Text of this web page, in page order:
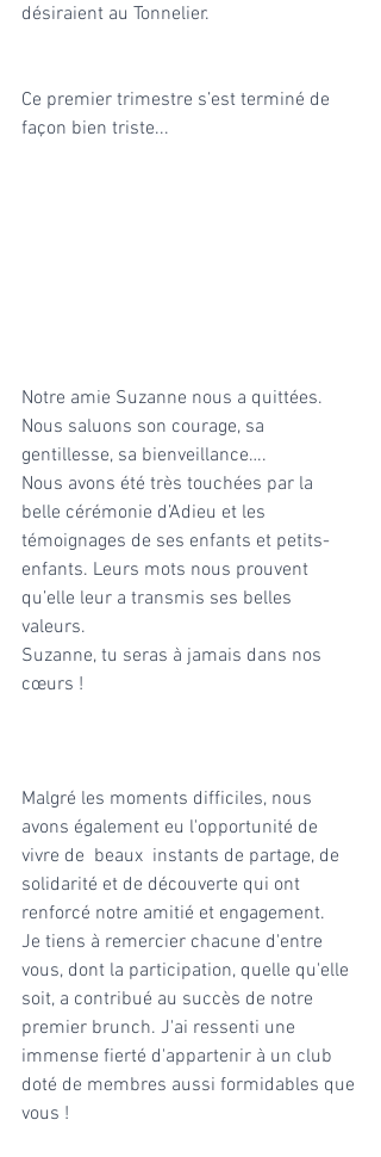
désiraient au Tonnelier.
Ce premier trimestre s’est terminé de
façon bien triste...
Notre amie Suzanne nous a quittées.
Nous saluons son courage, sa
gentillesse, sa bienveillance….
Nous avons été très touchées par la
belle cérémonie d’Adieu et les
témoignages de ses enfants et petits-
enfants. Leurs mots nous prouvent
qu’elle leur a transmis ses belles
valeurs.
Suzanne, tu seras à jamais dans nos
cœurs !
Malgré les moments difficiles, nous
avons également eu l'opportunité de
vivre de  beaux  instants de partage, de
solidarité et de découverte qui ont
renforcé notre amitié et engagement.
Je tiens à remercier chacune d'entre
vous, dont la participation, quelle qu'elle
soit, a contribué au succès de notre
premier brunch. J'ai ressenti une
immense fierté d'appartenir à un club
doté de membres aussi formidables que
vous !